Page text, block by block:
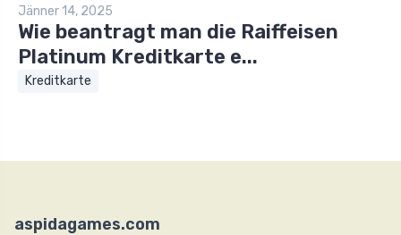
Jänner 14, 2025
Wie beantragt man die Raiffeisen
Platinum Kreditkarte e...
Kreditkarte
aspidagames.com